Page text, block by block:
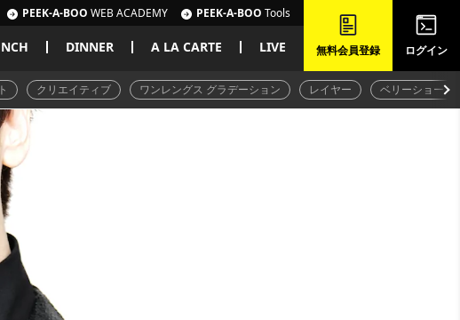
PEEK-A-BOO WEB ACADEMY PEEK-A-BOO Tools
DINNER A LA CARTE LIVE 無料会員登録 ログイン
クリエイティブ ワンレングス グラデーション レイヤー ベリーショート